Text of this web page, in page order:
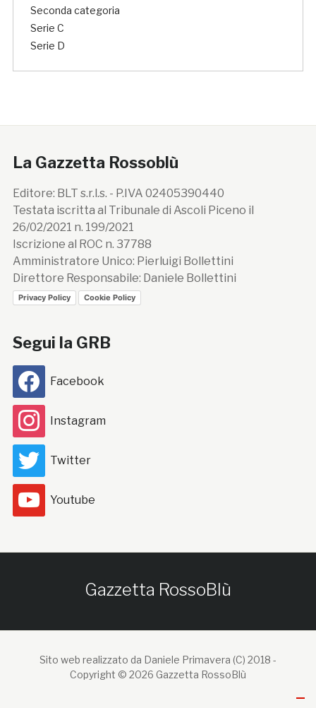
Seconda categoria
Serie C
Serie D
La Gazzetta Rossoblù
Editore: BLT s.r.l.s. - P.IVA 02405390440
Testata iscritta al Tribunale di Ascoli Piceno il
26/02/2021 n. 199/2021
Iscrizione al ROC n. 37788
Amministratore Unico: Pierluigi Bollettini
Direttore Responsabile: Daniele Bollettini
Privacy Policy Cookie Policy
Segui la GRB
Facebook
Instagram
Twitter
Youtube
Gazzetta RossoBlù
Sito web realizzato da Daniele Primavera (C) 2018 -
Copyright © 2026 Gazzetta RossoBlù